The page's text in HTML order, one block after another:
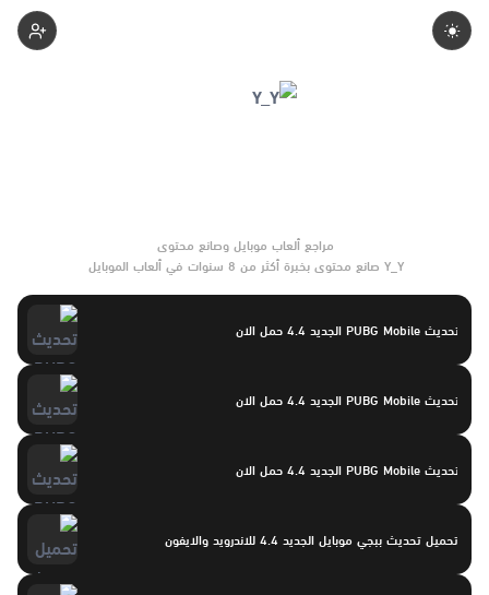
Y_Y صانع محتوى بخبرة أكثر من 8 سنوات في ألعاب الموبايل
تحديث PUBG Mobile الجديد 4.4 حمل الان
تحديث PUBG Mobile الجديد 4.4 حمل الان
تحديث PUBG Mobile الجديد 4.4 حمل الان
تحميل تحديث ببجي موبايل الجديد 4.4 للاندرويد والايفون